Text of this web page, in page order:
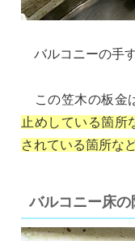
バルコニーの手
この笠木の板金
止めしている箇所
されている箇所な
バルコニー床